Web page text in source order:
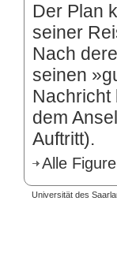
Der Plan
seiner
Nach
seinen
Nachricht
dem
Auftritt).
Alle
Universität des